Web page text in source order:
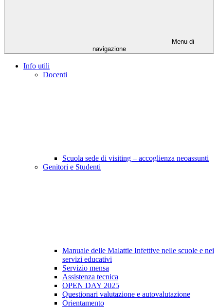
Menu di
navigazione
Info utili
Docenti
Scuola sede di visiting – accoglienza neoassunti
Genitori e Studenti
Manuale delle Malattie Infettive nelle scuole e nei
servizi educativi
Servizio mensa
Assistenza tecnica
OPEN DAY 2025
Questionari valutazione e autovalutazione
Orientamento